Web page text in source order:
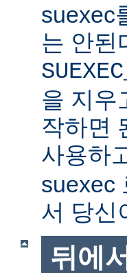
suexec
는 안된
을 지우
작하면
사용하
suexec
서 당신
뒤에